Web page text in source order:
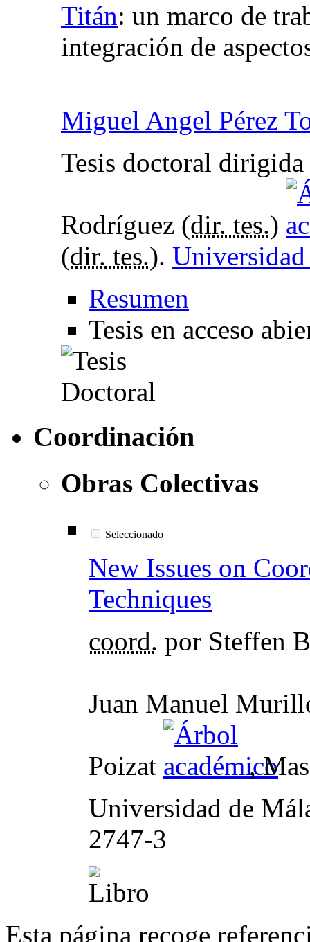
Titán: un marco de
integración de
Miguel Angel Pérez
Tesis doctoral
Rodríguez (dir. tes.)
(dir. tes.).
Resumen
Tesis en acceso
Coordinación
Obras Colectivas
Seleccionado
New Issues on
Techniques
coord. por Steffen
Juan Manuel
Poizat
,
Universidad de
2747-3
Esta página recoge